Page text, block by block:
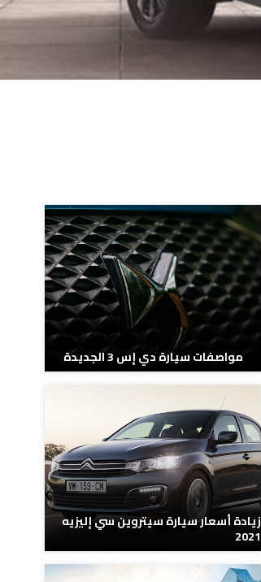
مواصفات سيارة دي إس 3 الجديدة
زيادة أسعار سيارة سيتروين سي إليزيه
2021